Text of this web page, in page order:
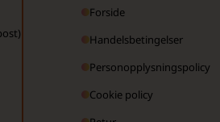
Forside
Handelsbetingelser
Personopplysningspolicy
Cookie policy